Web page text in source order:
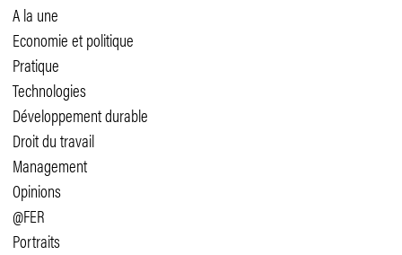
A la une
Economie et politique
Pratique
Technologies
Développement durable
Droit du travail
Management
Opinions
@FER
Portraits